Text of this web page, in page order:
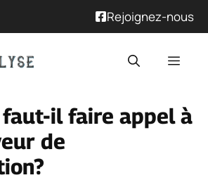
Rejoignez-nous
il faire appel à
de